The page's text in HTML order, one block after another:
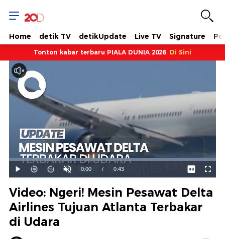
Home detik TV detikUpdate Live TV Signature
Tonton kabar terbaru PIALA DUNIA 2026 Di Sini
Mainkan
Suara
Hidup
Waktu
0:00 / Durasi
0:43
Dimuat:
100.00%
Video: Ngeri! Mesin Pesawat Delta
Airlines Tujuan Atlanta Terbakar
di Udara